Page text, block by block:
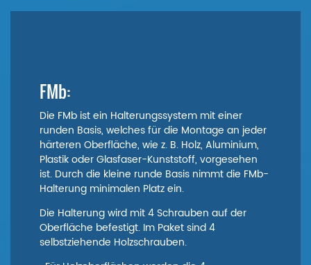
FMb:
Die FMb ist ein Halterungssystem mit einer
runden Basis, welches für die Montage an jeder
härteren Oberfläche, wie z. B. Holz, Aluminium,
Plastik oder Glasfaser-Kunststoff, vorgesehen
ist. Durch die kleine runde Basis nimmt die FMb-
Halterung minimalen Platz ein.
Die Halterung wird mit 4 Schrauben auf der
Oberfläche befestigt. Im Paket sind 4
selbstziehende Holzschrauben.